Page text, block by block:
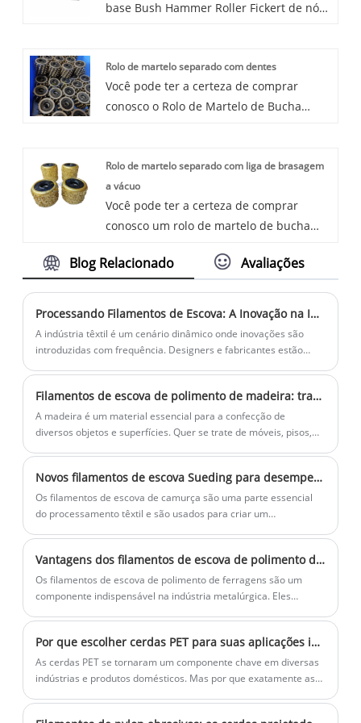
filamento do pincel, é especialmente
fornecer espaço para o acúmulo de tinta,
o que pode efetivamente melhorar a taxa
de absorção de tinta do filamento do
base Bush Hammer Roller Fickert de nós.
consultar agora, responderemos a
tempo!
Rolo de martelo separado com dentes
Você pode ter a certeza de comprar
conosco o Rolo de Martelo de Bucha
mais, pode nos consultar agora,
responderemos a tempo!
Rolo de martelo separado com liga de brasagem
a vácuo
Você pode ter a certeza de comprar
conosco um rolo de martelo de bucha
Estamos ansiosos para cooperar com
consultar agora, responderemos a
tempo!
Blog Relacionado Avaliações
Processando Filamentos de Escova: A Inovação na Indústria Têxtil
A indústria têxtil é um cenário dinâmico onde inovações são
introduzidas com frequência. Designers e fabricantes estão
Filamentos de escova de polimento de madeira: trazendo brilho às superfícies de madeira como nunca antes!
A madeira é um material essencial para a confecção de
diversos objetos e superfícies. Quer se trate de móveis, pisos,
atemporal. No entanto, com o tempo, as superfícies de madeira
podem perder o brilho e parecer opacas e desgastadas.
Novos filamentos de escova Sueding para desempenho superior de acabamento de tecido
Os filamentos de escova de camurça são uma parte essencial
do processamento têxtil e são usados ​​para criar um
indústria da moda, onde um acabamento liso é essencial para
tecidos luxuosos como seda, caxemira e lã. A nova geração de
filamentos de escova sueding promete melhorar ainda mais o
Vantagens dos filamentos de escova de polimento de ferragens
Os filamentos de escova de polimento de ferragens são um
componente indispensável na indústria metalúrgica. Eles
filamentos de escova são feitos de vários materiais, incluindo
náilon, latão, bronze e outros materiais semelhantes.
Por que escolher cerdas PET para suas aplicações industriais e domésticas?
As cerdas PET se tornaram um componente chave em diversas
indústrias e produtos domésticos. Mas por que exatamente as